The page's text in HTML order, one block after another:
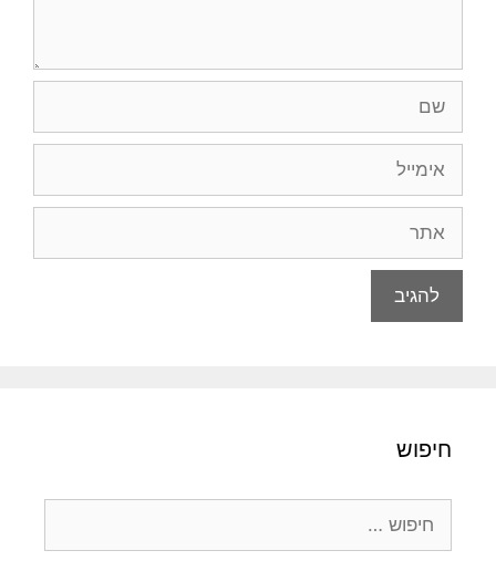
חיפוש